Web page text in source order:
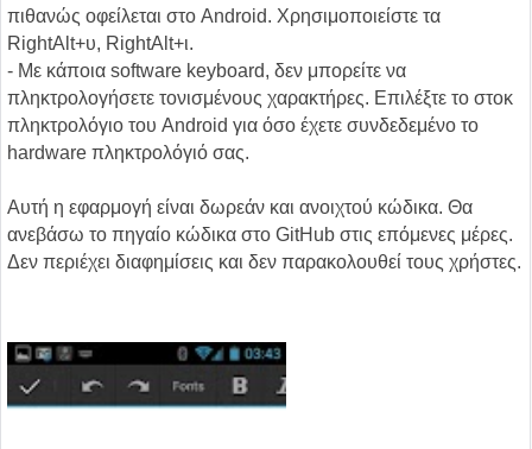
πιθανώς οφείλεται στο Android. Χρησιμοποιείστε τα
RightAlt+υ, RightAlt+ι.
- Με κάποια software keyboard, δεν μπορείτε να
πληκτρολογήσετε τονισμένους χαρακτήρες. Επιλέξτε το στοκ
πληκτρολόγιο του Android για όσο έχετε συνδεδεμένο το
hardware πληκτρολόγιό σας.
Αυτή η εφαρμογή είναι δωρεάν και ανοιχτού κώδικα. Θα
ανεβάσω το πηγαίο κώδικα στο GitHub στις επόμενες μέρες.
Δεν περιέχει διαφημίσεις και δεν παρακολουθεί τους χρήστες.